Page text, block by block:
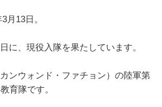
月13日。
に、現役入隊を果たしています。
ンウォンド・ファチョン）の陸軍第
育隊です。